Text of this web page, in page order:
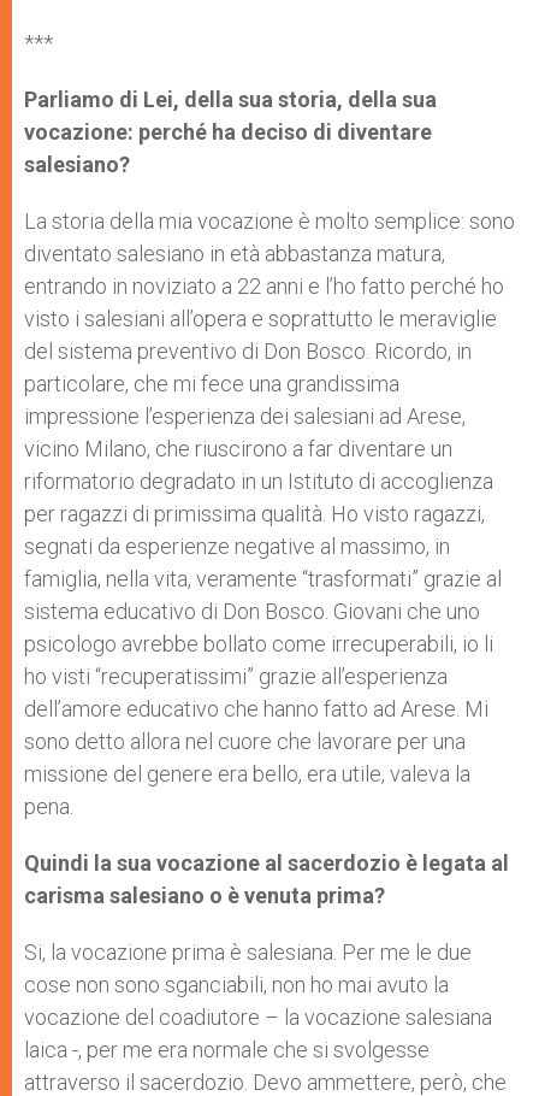
***
Parliamo di Lei, della sua storia, della sua
vocazione: perché ha deciso di diventare
salesiano?
La storia della mia vocazione è molto semplice: sono
diventato salesiano in età abbastanza matura,
entrando in noviziato a 22 anni e l’ho fatto perché ho
visto i salesiani all’opera e soprattutto le meraviglie
del sistema preventivo di Don Bosco. Ricordo, in
particolare, che mi fece una grandissima
impressione l’esperienza dei salesiani ad Arese,
vicino Milano, che riuscirono a far diventare un
riformatorio degradato in un Istituto di accoglienza
per ragazzi di primissima qualità. Ho visto ragazzi,
segnati da esperienze negative al massimo, in
famiglia, nella vita, veramente “trasformati” grazie al
sistema educativo di Don Bosco. Giovani che uno
psicologo avrebbe bollato come irrecuperabili, io li
ho visti “recuperatissimi” grazie all’esperienza
dell’amore educativo che hanno fatto ad Arese. Mi
sono detto allora nel cuore che lavorare per una
missione del genere era bello, era utile, valeva la
pena.
Quindi la sua vocazione al sacerdozio è legata al
carisma salesiano o è venuta prima?
Si, la vocazione prima è salesiana. Per me le due
cose non sono sganciabili, non ho mai avuto la
vocazione del coadiutore – la vocazione salesiana
laica -, per me era normale che si svolgesse
attraverso il sacerdozio. Devo ammettere, però, che